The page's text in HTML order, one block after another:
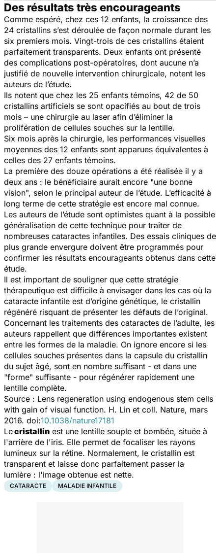
Des résultats très encourageants
Comme espéré, chez ces 12 enfants, la croissance des
24 cristallins s’est déroulée de façon normale durant les
six premiers mois. Vingt-trois de ces cristallins étaient
parfaitement transparents. Deux enfants ont présenté
des complications post-opératoires, dont aucune n’a
justifié de nouvelle intervention chirurgicale, notent les
auteurs de l’étude.
Ils notent que chez les 25 enfants témoins, 42 de 50
cristallins artificiels se sont opacifiés au bout de trois
mois – une chirurgie au laser afin d’éliminer la
prolifération de cellules souches sur la lentille.
Six mois après la chirurgie, les performances visuelles
moyennes des 12 enfants sont apparues équivalentes à
celles des 27 enfants témoins.
La première des douze opérations a été réalisée il y a
deux ans : le bénéficiaire aurait encore "une bonne
vision", selon le principal auteur de l’étude. L’efficacité à
long terme de cette stratégie est encore mal connue.
Les auteurs de l’étude sont optimistes quant à la possible
généralisation de cette technique pour traiter de
nombreuses cataractes infantiles. Des essais cliniques de
plus grande envergure doivent être programmés pour
confirmer les résultats encourageants obtenus dans cette
étude.
Il est important de souligner que cette stratégie
thérapeutique est difficile à envisager dans les cas où la
cataracte infantile est d’origine génétique, le cristallin
régénéré risquant de présenter les défauts de l’original.
Concernant les traitements des cataractes de l’adulte, les
auteurs rappellent que différences importantes existent
entre les formes de la maladie. On ignore encore si les
cellules souches présentes dans la capsule du cristallin
du sujet âgé, sont en nombre suffisant - et dans une
"forme" suffisante - pour régénérer rapidement une
lentille complète.
Source : Lens regeneration using endogenous stem cells
with gain of visual function. H. Lin et coll. Nature, mars
2016. doi:10.1038/nature17181
Lecristallin est une lentille souple et bombée, située à
l'arrière de l'iris. Elle permet de focaliser les rayons
lumineux sur la rétine. Normalement, le cristallin est
transparent et laisse donc parfaitement passer la
lumière : l'image obtenue est nette.
CATARACTE MALADIE INFANTILE